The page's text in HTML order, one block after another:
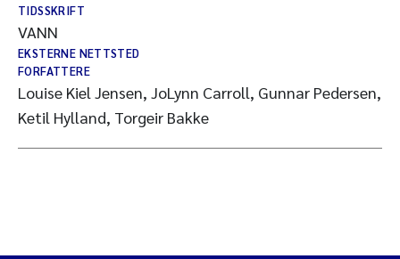
TIDSSKRIFT
VANN
EKSTERNE NETTSTED
FORFATTERE
Louise Kiel Jensen, JoLynn Carroll, Gunnar Pedersen,
Ketil Hylland, Torgeir Bakke